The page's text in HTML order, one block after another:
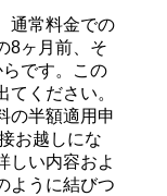
通常料金での
8ヶ月前、そ
です。この
ください。
の半額適用申
お越しにな
しい内容およ
ように結びつ